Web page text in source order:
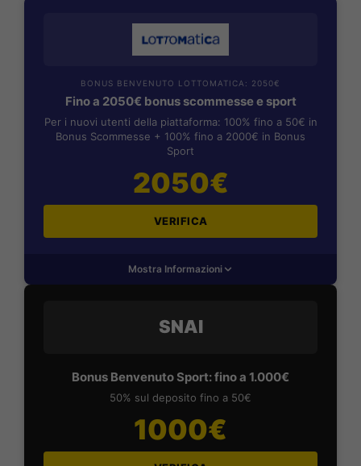
BONUS BENVENUTO LOTTOMATICA: 2050€
Fino a 2050€ bonus scommesse e sport
Per i nuovi utenti della piattaforma: 100% fino a 50€ in
Bonus Scommesse + 100% fino a 2000€ in Bonus
Sport
2050€
VERIFICA
Mostra Informazioni
SNAI
Bonus Benvenuto Sport: fino a 1.000€
50% sul deposito fino a 50€
1000€